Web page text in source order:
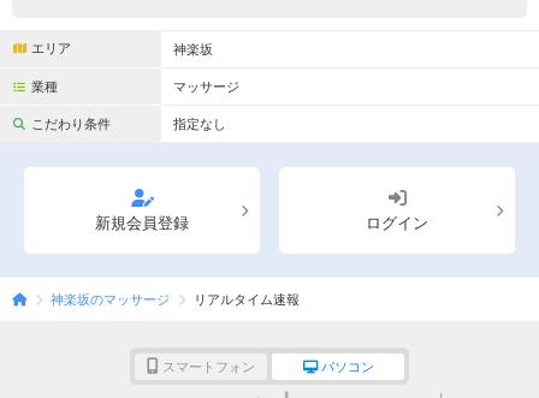
完全個室
ペアルームあり シャワー室完備
フットバスあり
専用駐車場あり 有資格者在籍
日本人スタッフのみ
Ｗセラピスト
エリア 神楽坂
業種 マッサージ
こだわり条件 指定なし
新規会員登録 ログイン
神楽坂のマッサージ リアルタイム速報
スマートフォン パソコン